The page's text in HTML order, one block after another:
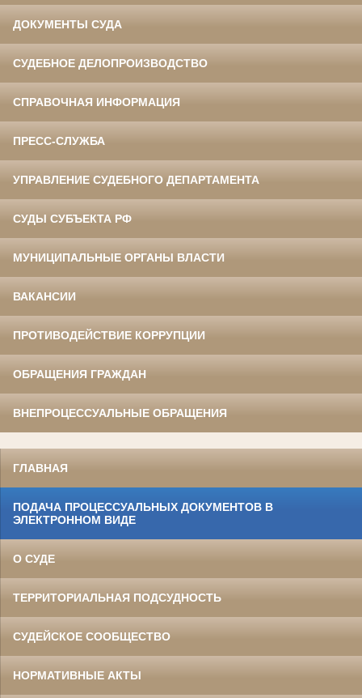
ДОКУМЕНТЫ СУДА
СУДЕБНОЕ ДЕЛОПРОИЗВОДСТВО
СПРАВОЧНАЯ ИНФОРМАЦИЯ
ПРЕСС-СЛУЖБА
УПРАВЛЕНИЕ СУДЕБНОГО ДЕПАРТАМЕНТА
СУДЫ СУБЪЕКТА РФ
МУНИЦИПАЛЬНЫЕ ОРГАНЫ ВЛАСТИ
ВАКАНСИИ
ПРОТИВОДЕЙСТВИЕ КОРРУПЦИИ
ОБРАЩЕНИЯ ГРАЖДАН
ВНЕПРОЦЕССУАЛЬНЫЕ ОБРАЩЕНИЯ
ГЛАВНАЯ
ПОДАЧА ПРОЦЕССУАЛЬНЫХ ДОКУМЕНТОВ В
ЭЛЕКТРОННОМ ВИДЕ
О СУДЕ
ТЕРРИТОРИАЛЬНАЯ ПОДСУДНОСТЬ
СУДЕЙСКОЕ СООБЩЕСТВО
НОРМАТИВНЫЕ АКТЫ